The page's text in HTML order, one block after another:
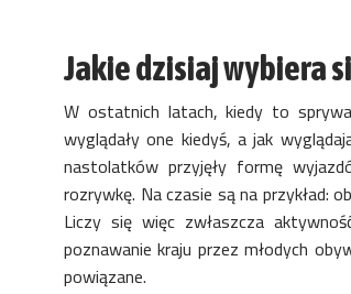
Jakie dzisiaj wybiera
W ostatnich latach, kiedy to
wyglądały one kiedyś, a jak
nastolatków przyjęły formę
rozrywkę. Na czasie są na przykład:
Liczy się więc zwłaszcza
poznawanie kraju przez młodych
powiązane.